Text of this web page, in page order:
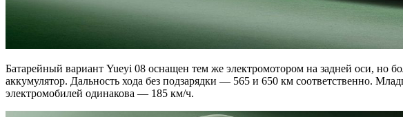
Батарейный вариант Yueyi 08 оснащен тем же электромотором на задней оси, но
аккумулятор. Дальность хода без подзарядки — 565 и 650 км соответственно.
электромобилей одинакова — 185 км/ч.